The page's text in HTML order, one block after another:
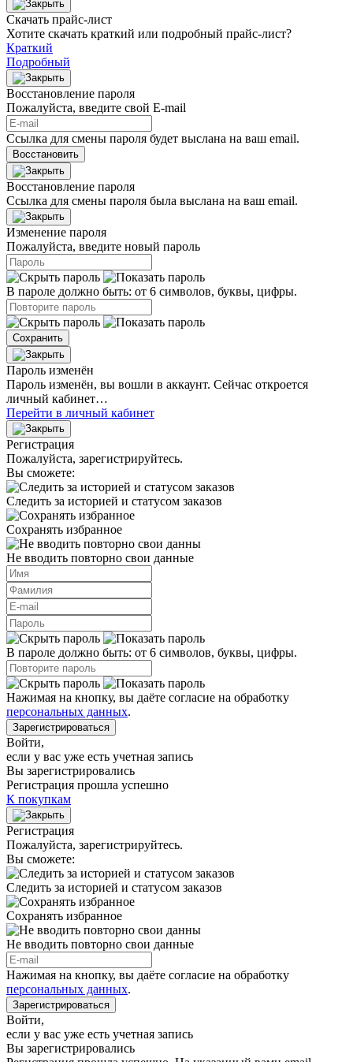
Скачать прайс-лист
Хотите скачать краткий или подробный прайс-лист?
Краткий
Подробный
Восстановление пароля
Пожалуйста, введите свой E‑mail
Ссылка для смены пароля будет выслана на ваш email.
Восстановить
Восстановление пароля
Ссылка для смены пароля была выслана на ваш email.
Изменение пароля
Пожалуйста, введите новый пароль
В пароле должно быть: от 6 символов, буквы, цифры.
Сохранить
Пароль изменён
Пароль изменён, вы вошли в аккаунт. Сейчас откроется
личный кабинет…
Перейти в личный кабинет
Регистрация
Пожалуйста, зарегистрируйтесь.
Вы сможете:
Следить за историей и статусом заказов
Сохранять избранное
Не вводить повторно свои данные
В пароле должно быть: от 6 символов, буквы, цифры.
Нажимая на кнопку, вы даёте согласие на обработку
персональных данных.
Зарегистрироваться
Войти,
если у вас уже есть учетная запись
Вы зарегистрировались
Регистрация прошла успешно
К покупкам
Регистрация
Пожалуйста, зарегистрируйтесь.
Вы сможете:
Следить за историей и статусом заказов
Сохранять избранное
Не вводить повторно свои данные
Нажимая на кнопку, вы даёте согласие на обработку
персональных данных.
Зарегистрироваться
Войти,
если у вас уже есть учетная запись
Вы зарегистрировались